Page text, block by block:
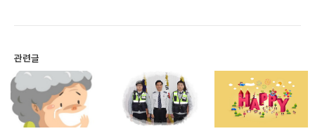
관련글